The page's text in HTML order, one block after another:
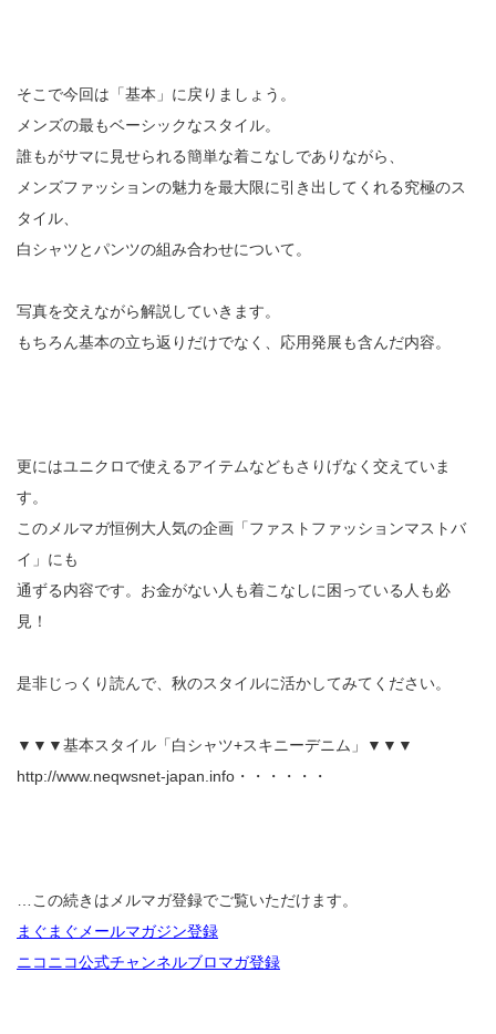
そこで今回は「基本」に戻りましょう。
メンズの最もベーシックなスタイル。
誰もがサマに見せられる簡単な着こなしでありながら、
メンズファッションの魅力を最大限に引き出してくれる究極のス
タイル、
白シャツとパンツの組み合わせについて。
写真を交えながら解説していきます。
もちろん基本の立ち返りだけでなく、応用発展も含んだ内容。
更にはユニクロで使えるアイテムなどもさりげなく交えていま
す。
このメルマガ恒例大人気の企画「ファストファッションマストバ
イ」にも
通ずる内容です。お金がない人も着こなしに困っている人も必
見！
是非じっくり読んで、秋のスタイルに活かしてみてください。
▼▼▼基本スタイル「白シャツ+スキニーデニム」▼▼▼
http://www.neqwsnet-japan.info・・・・・・
…この続きはメルマガ登録でご覧いただけます。
まぐまぐメールマガジン登録
ニコニコ公式チャンネルブロマガ登録